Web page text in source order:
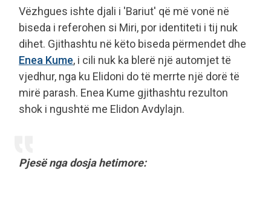
Vëzhgues ishte djali i 'Bariut' që më vonë në
biseda i referohen si Miri, por identiteti i tij nuk
dihet. Gjithashtu në këto biseda përmendet dhe
Enea Kume, i cili nuk ka blerë një automjet të
vjedhur, nga ku Elidoni do të merrte një dorë të
mirë parash. Enea Kume gjithashtu rezulton
shok i ngushtë me Elidon Avdylajn.
Pjesë nga dosja hetimore: